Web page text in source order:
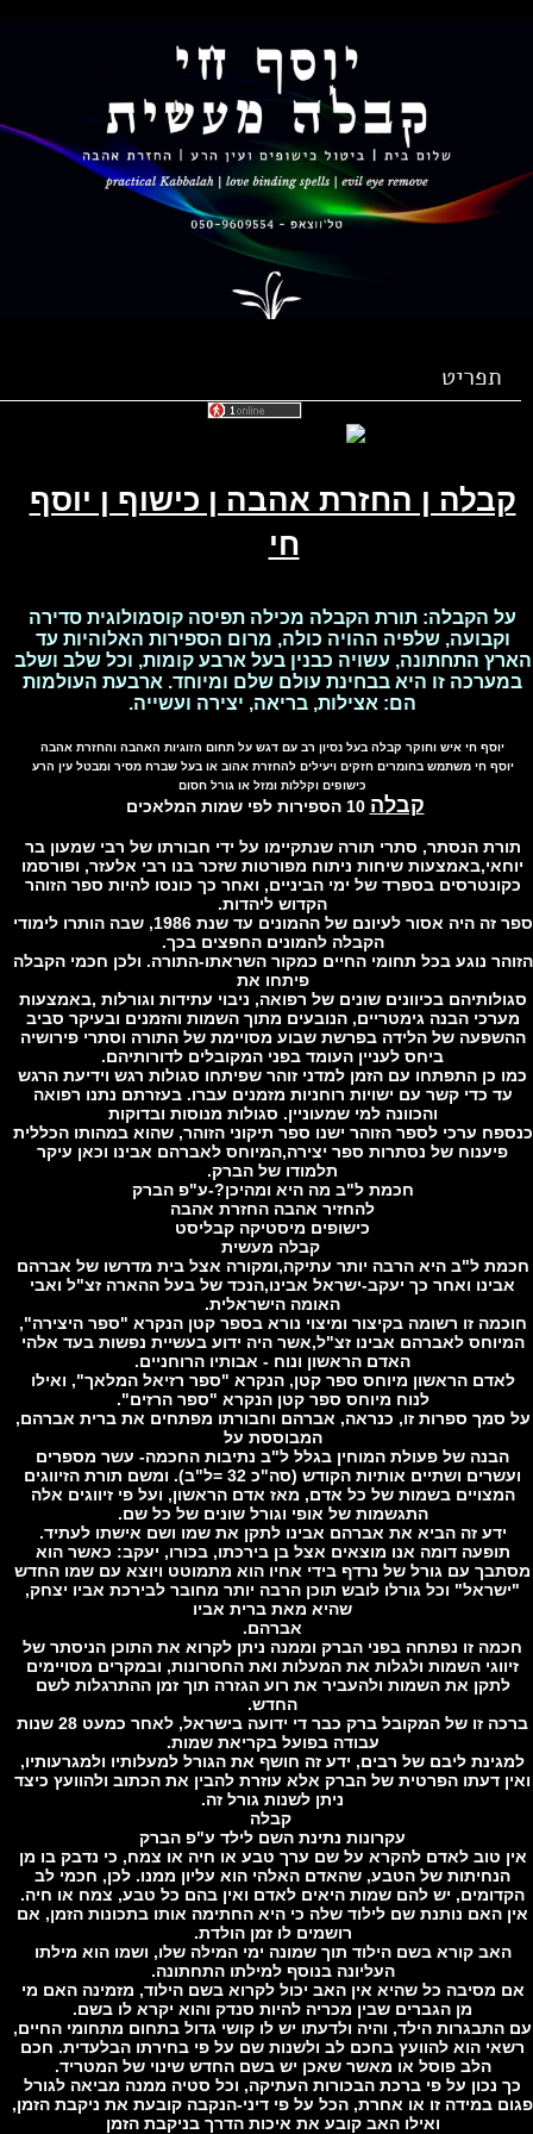
תפריט
ן החזרת אהבה ן כישוף ן יוסף
חי לש
הקבלה: תורת הקבלה מכילה תפיסה קוסמולוגית סדירה
וקבועה, שלפיה ההויה כולה, מרום הספירות האלוהיות עד
התחתונה, עשויה כבנין בעל ארבע קומות, וכל שלב ושלב
זו היא בבחינת עולם שלם ומיוחד. ארבעת העולמות
הם: אצילות, בריאה, יצירה ועשייה.
יוסף חי איש וחוקר קבלה בעל נסיון רב עם דגש על תחום הזוגיות האהבה והחזרת אהבה
חי משתמש בחומרים חזקים ויעילים להחזרת אהוב או בעל שברח מסיר ומבטל עין הרע
כישופים וקללות ומזל או גורל חסום
קבלה10 הספירות לפי שמות המלאכים
הנסתר, סתרי תורה שנתקיימו על ידי חבורתו של רבי שמעון בר
שיחות ניתוח מפורטות שזכר בנו רבי אלעזר, ופורסמו
בספרד של ימי הביניים, ואחר כך כונסו להיות ספר הזוהר
הקדוש ליהדות.
ספר זה היה אסור לעיונם של ההמונים עד שנת 1986, שבה הותרו לימודי
הקבלה להמונים החפצים בכך.
נוגע בכל תחומי החיים כמקור השראתו-התורה. ולכן חכמי הקבלה
פיתחו את
בכיוונים שונים של רפואה, ניבוי עתידות וגורלות ,באמצעות
הבנה גימטריים, הנובעים מתוך השמות והזמנים ובעיקר סביב
של הלידה בפרשת שבוע מסויימת של התורה וסתרי פירושיה
ביחס לעניין העומד בפני המקובלים לדורותיהם.
כן התפתחו עם הזמן למדני זוהר שפיתחו סגולות רגש וידיעת הרגש
כדי קשר עם ישויות רוחניות מזמנים עברו. בעזרתם נתנו רפואה
והכוונה למי שמעוניין. סגולות מנוסות ובדוקות
ערכי לספר הזוהר ישנו ספר תיקוני הזוהר, שהוא במהותו הכללית
פיענוח של נסתרות ספר יצירה,המיוחס לאברהם אבינו וכאן עיקר
תלמודו של הברק.
חכמת ל"ב מה היא ומהיכן?-ע"פ הברק
להחזיר אהבה החזרת אהבה
כישופים מיסטיקה קבליסט
קבלה מעשית
ל"ב היא הרבה יותר עתיקה,ומקורה אצל בית מדרשו של אברהם
ואחר כך יעקב-ישראל אבינו,הנכד של בעל ההארה זצ"ל ואבי
האומה הישראלית.
זו רשומה בקיצור ומיצוי נורא בספר קטן הנקרא "ספר היצירה",
לאברהם אבינו זצ"ל,אשר היה ידוע בעשיית נפשות בעד אלהי
האדם הראשון ונוח - אבותיו הרוחניים.
הראשון מיוחס ספר קטן, הנקרא "ספר רזיאל המלאך", ואילו
לנוח מיוחס ספר קטן הנקרא "ספר הרזים".
סמך ספרות זו, כנראה, אברהם וחבורתו מפתחים את ברית אברהם,
המבוססת על
הבנה של פעולת המוחין בגלל ל"ב נתיבות החכמה- עשר מספרים
ועשרים ושתיים אותיות הקודש (סה"כ 32 =ל"ב). ומשם תורת הזיווגים
בשמות של כל אדם, מאז אדם הראשון, ועל פי זיווגים אלה
התגשמות של אופי וגורל שונים של כל שם.
ידע זה הביא את אברהם אבינו לתקן את שמו ושם אישתו לעתיד.
תופעה דומה אנו מוצאים אצל בן בירכתו, בכורו, יעקב: כאשר הוא
עם גורל של נרדף בידי אחיו הוא מתמוטט ויוצא עם שמו החדש
וכל גורלו לובש תוכן הרבה יותר מחובר לבירכת אביו יצחק,
שהיא מאת ברית אביו
אברהם.
זו נפתחה בפני הברק וממנה ניתן לקרוא את התוכן הניסתר של
השמות ולגלות את המעלות ואת החסרונות, ובמקרים מסויימים
לתקן את השמות ולהעביר את רוע הגזרה תוך זמן ההתרגלות לשם
החדש.
ברכה זו של המקובל ברק כבר די ידועה בישראל, לאחר כמעט 28 שנות
עבודה בפועל בקריאת שמות.
ליבם של רבים, ידע זה חושף את הגורל למעלותיו ולמגרעותיו,
דעתו הפרטית של הברק אלא עוזרת להבין את הכתוב ולהוועץ כיצד
ניתן לשנות גורל זה.
קבלה
עקרונות נתינת השם לילד ע"פ הברק
טוב לאדם להקרא על שם ערך טבע או חיה או צמח, כי נדבק בו מן
הנחיתות של הטבע, שהאדם האלהי הוא עליון ממנו. לכן, חכמי לב
יש להם שמות היאים לאדם ואין בהם כל טבע, צמח או חיה.
האם נותנת שם לילוד שלה כי היא החתימה אותו בתכונות הזמן, אם
רושמים לו זמן הולדת.
קורא בשם הילוד תוך שמונה ימי המילה שלו, ושמו הוא מילתו
העליונה בנוסף למילתו התחתונה.
מסיבה כל שהיא אין האב יכול לקרוא בשם הילוד, מזמינה האם מי
מן הגברים שבין מכריה להיות סנדק והוא יקרא לו בשם.
הילד, והיה ולדעתו יש לו קושי גדול בתחום מתחומי החיים,
הוא להוועץ בחכם לב ולשנות שם על פי בחירתו הבלעדית. חכם
הלב פוסל או מאשר שאכן יש בשם החדש שינוי של המטריד.
נכון על פי ברכת הבכורות העתיקה, וכל סטיה ממנה מביאה לגורל
במידה זו או אחרת, הכל על פי דיני-הנקבה קובעת את ניקבת הזמן,
ואילו האב קובע את איכות הדרך בניקבת הזמן